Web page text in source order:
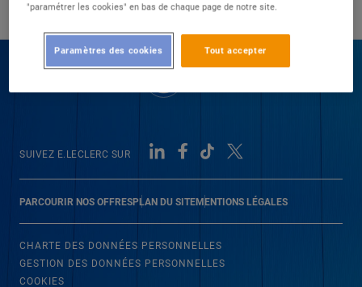
PARCOURIR NOS OFFRESPLAN DU SITEMENTIONS LÉGALES
SUIVEZ E.LECLERC SUR
CHARTE DES DONNÉES PERSONNELLES
GESTION DES DONNÉES PERSONNELLES
COOKIES
"paramétrer les cookies" en bas de chaque page de notre site.
Tout accepter
Paramètres des cookies